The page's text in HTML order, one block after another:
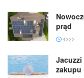
prąd
4322
zakupu